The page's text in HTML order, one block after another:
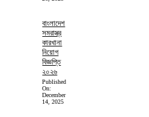
বাংলাদেশ
সমরাস্ত্র
কারখানা
নিয়োগ
বিজ্ঞপ্তি
২০২৬
Published
On:
December
14, 2025